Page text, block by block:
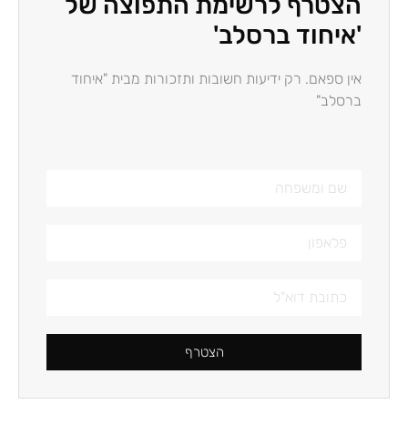
'איחוד ברסלב'
אין ספאם. רק ידיעות חשובות ותזכורות מבית "איחוד
ברסלב"
הצטרף